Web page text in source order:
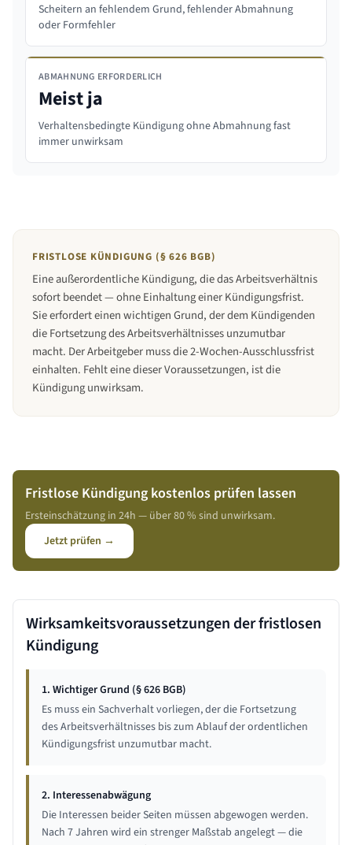
Scheitern an fehlendem Grund, fehlender Abmahnung
oder Formfehler
ABMAHNUNG ERFORDERLICH
Meist ja
Verhaltensbedingte Kündigung ohne Abmahnung fast
immer unwirksam
FRISTLOSE KÜNDIGUNG (§ 626 BGB)
Eine außerordentliche Kündigung, die das Arbeitsverhältnis
sofort beendet — ohne Einhaltung einer Kündigungsfrist.
Sie erfordert einen wichtigen Grund, der dem Kündigenden
die Fortsetzung des Arbeitsverhältnisses unzumutbar
macht. Der Arbeitgeber muss die 2-Wochen-Ausschlussfrist
einhalten. Fehlt eine dieser Voraussetzungen, ist die
Kündigung unwirksam.
Fristlose Kündigung kostenlos prüfen lassen
Ersteinschätzung in 24h — über 80 % sind unwirksam.
Jetzt prüfen →
Wirksamkeitsvoraussetzungen der fristlosen
Kündigung
1. Wichtiger Grund (§ 626 BGB)
Es muss ein Sachverhalt vorliegen, der die Fortsetzung
des Arbeitsverhältnisses bis zum Ablauf der ordentlichen
Kündigungsfrist unzumutbar macht.
2. Interessenabwägung
Die Interessen beider Seiten müssen abgewogen werden.
Nach 7 Jahren wird ein strenger Maßstab angelegt — die